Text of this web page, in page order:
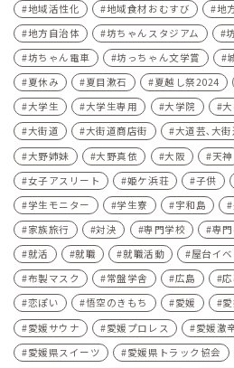
地域活性化
地域食材おむすび 地
地方自治体
坊ちゃんスタジアム
坊ちゃん電車
坊っちゃん文学賞
夏休み
夏目漱石 夏越し祭2024
大学生
大学生専用 大学院
大街道
大街道商店街 大道芸､大街
大野姉妹
大野真依 大阪 天神
女子アスリート
姫ケ浜荘 子供
学生モニター
学生寮 宇和島
家族旅行
対決 専門学校 専
就活
就職 就職活動 屋台イベ
布製マスク
常盤学舎 広島
恋ぽい
悟空のきもち 愛媛
愛媛サウナ
愛媛プロレス 愛媛激
愛媛県スイーツ
愛媛県トラック協会